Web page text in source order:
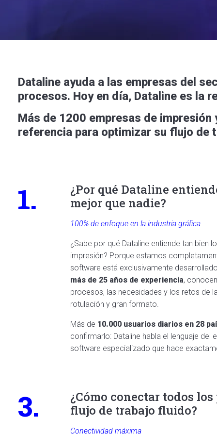
Dataline ayuda a las empresas del
procesos. Hoy en día, Dataline es la
Más de 1200 empresas de
referencia para optimizar su flujo de
1. ¿Por qué Dataline
mejor que nadie?
100% de enfoque en la industria gráfica
¿Sabe por qué Dataline entiende tan bien
impresión? Porque estamos
software está exclusivamente
más de 25 años de experiencia,
procesos, las necesidades y los retos de
rotulación y gran formato.
Más de 10.000 usuarios diarios en 28
confirmarlo: Dataline habla el lenguaje del
software especializado que hace
3.
¿Cómo conectar todos
flujo de trabajo fluido?
Conectividad máxima